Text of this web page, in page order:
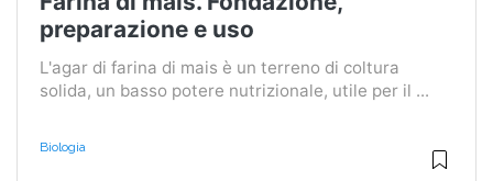
preparazione e uso
L'agar di farina di mais è un terreno di coltura
solida, un basso potere nutrizionale, utile per il ...
Biologia